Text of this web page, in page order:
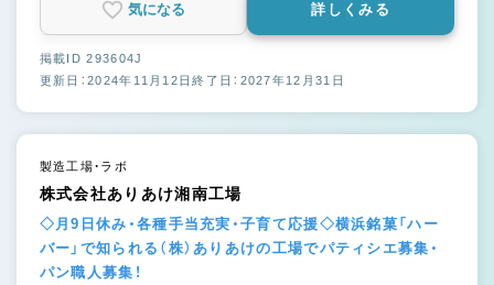
気になる 詳しくみる
掲載ID 293604J
更新日：2024年11月12日終了日：2027年12月31日
製造工場・ラボ
株式会社ありあけ湘南工場
◇月9日休み・各種手当充実・子育て応援◇横浜銘菓「ハー
バー」で知られる（株）ありあけの工場でパティシエ募集・
パン職人募集！